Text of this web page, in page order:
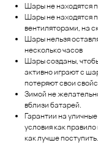
Шары не находятся
Шары не находятся
вентиляторами, на
Шары нельзя
несколько часов
Шары созданы,
активно играют с
потеряют свои
Зимой не
вблизи батарей.
Гарантии на
условия как
как лучше поступить.